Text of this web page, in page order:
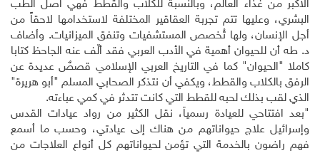
الأكبر من غذاء العالم، وبالنسبة للكلاب والقطط فهي أصل الطب
البشري، وعليها تتم تجربة العقاقير المختلفة لاستخدامها لاحقاً من
أجل الإنسان، ولها تُخصص المستشفيات وتنفق الميزانيات. وأضاف
د. طه أن للحيوان أهمية في الأدب العربي فقد ألّف عنه الجاحظ كتابا
كاملا "الحيوان" كما في التاريخ العربي الإسلامي قصصٌ عديدة عن
الرفق بالكلاب والقطط، ويكفي أن نتذكر الصحابي المسلم "أبو هريرة"
الذي لقب بذلك لحبه للقطط التي كانت تتدثر في كمي عباءته.
"بعد افتتاحي للعيادة رسمياً، نقل الكثير من رواد عيادات القدس
وإسرائيل علاج حيواناتهم من هناك إلى عيادتي، وحسب ما أسمع
فهم راضون بالخدمة التي تؤمن لحيواناتهم كل أنواع العلاجات من